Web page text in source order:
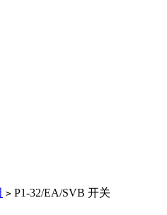
> P1-32/EA/SVB 开关